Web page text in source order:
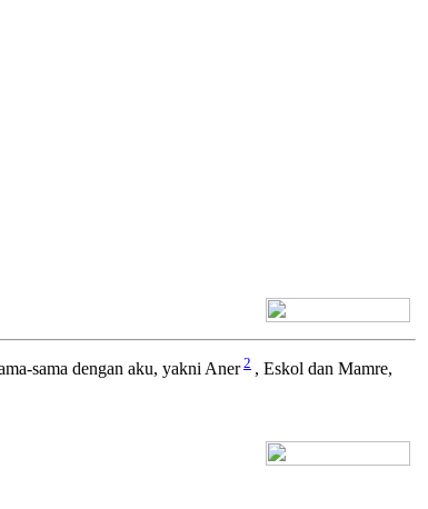
sama dengan aku, yakni Aner 2 , Eskol dan Mamre,